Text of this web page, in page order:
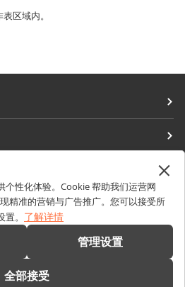
区域内。
个性化体验。Cookie 帮助我们运营网
精准的营销与广告推广。您可以接受所
。 了解详情
管理设置
全部接受